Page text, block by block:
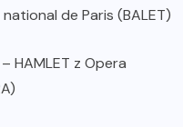
national de Paris (BALET)
HAMLET z Opera